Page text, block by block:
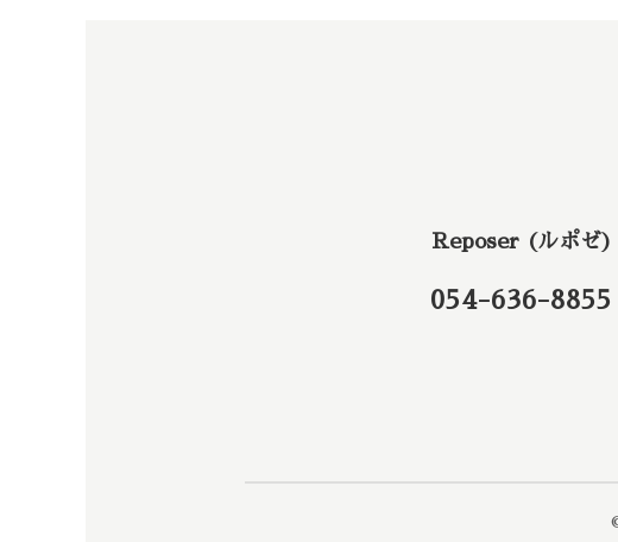
Reposer (ルポゼ)
054-636-8855